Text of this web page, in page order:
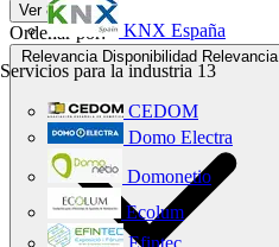
KNX España
Servicios para la industria 13
CEDOM
Domo Electra
Domonetio
Ecolum
Efintec
Ver 84 Más
Ordenar por:
Relevancia Disponibilidad Relevancia